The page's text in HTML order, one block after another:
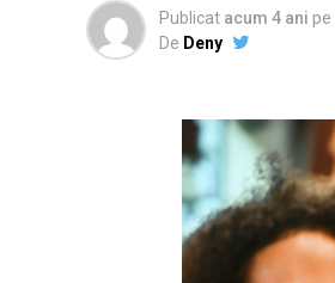
Publicat acum 4 ani pe
De Deny